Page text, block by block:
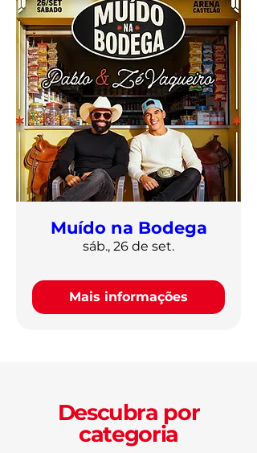
Muído na Bodega
sáb., 26 de set.
Mais informações
Descubra por
categoria